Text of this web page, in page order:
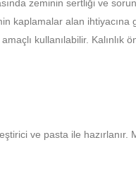
zeminin sertliği ve
kaplamalar alan ihtiyacına
kullanılabilir. Kalınlık
ve pasta ile hazırlanır.